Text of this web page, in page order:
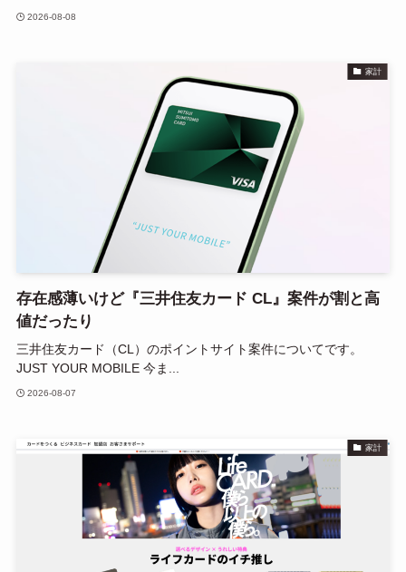
2026-08-08
家計
存在感薄いけど『三井住友カード CL』案件が割と高
値だったり
三井住友カード（CL）のポイントサイト案件についてです。
JUST YOUR MOBILE 今ま...
2026-08-07
家計